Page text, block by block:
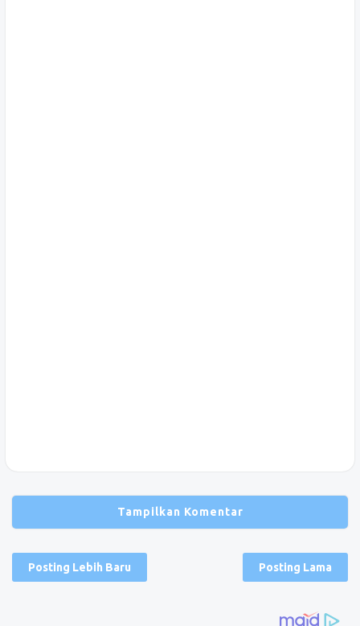
Tampilkan Komentar
Posting Lebih Baru Posting Lama